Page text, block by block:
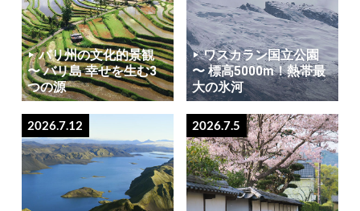
バリ州の文化的景観
〜 バリ島 幸せを生む3
つの源
ワスカラン国立公園
〜 標高5000m！熱帯最
大の氷河
2026.7.12 2026.7.5